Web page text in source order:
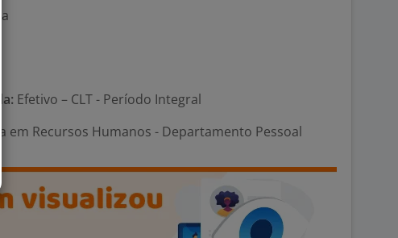
Efetivo – CLT - Período Integral
em Recursos Humanos - Departamento Pessoal